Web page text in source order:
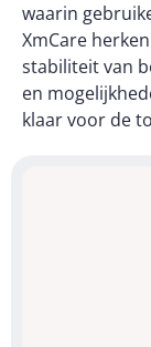
waarin
XmCare
stabiliteit van
en
klaar voor de